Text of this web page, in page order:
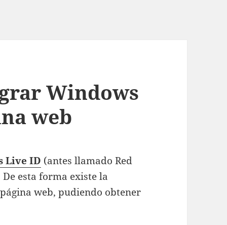
Windows
web
Live ID (antes llamado Red
esta forma existe la
web, pudiendo obtener